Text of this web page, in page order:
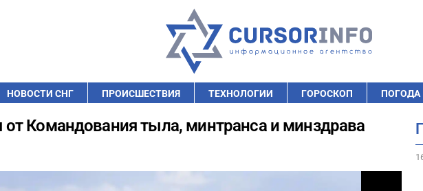
НОВОСТИ СНГ ПРОИСШЕСТВИЯ ТЕХНОЛОГИИ ГОРОСКОП ПОГОДА
Командования тыла, минтранса и минздрава